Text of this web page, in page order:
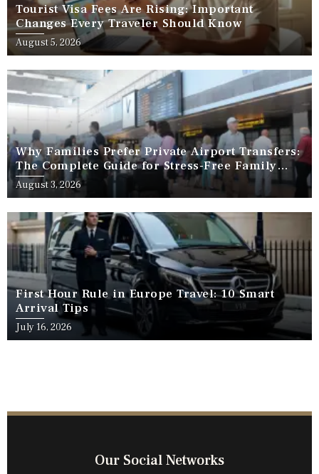
Tourist Visa Fees Are Rising: Important
Changes Every Traveler Should Know
August 5, 2026
Why Families Prefer Private Airport Transfers:
The Complete Guide for Stress-Free Family
Travel
August 3, 2026
First Hour Rule in Europe Travel: 10 Smart
Arrival Tips
July 16, 2026
Our Social Networks